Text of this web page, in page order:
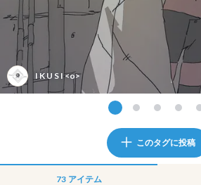
I K U S I <o>
このタグに投稿
73 アイテム